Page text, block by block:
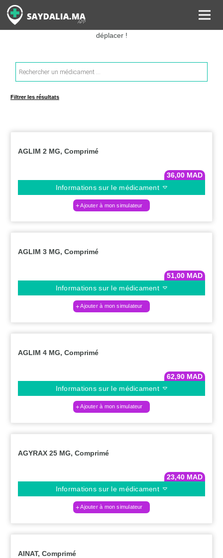
Rechercher les informations sur vos médicaments, leurs prix et
estimer ainsi le coût total de votre ordonnance, sans vous
déplacer !
Recherche
de
produits
Filtrer les résultats
AGLIM 2 MG, Comprimé
36,00 MAD
Informations sur le médicament
Ajouter à mon simulateur
AGLIM 3 MG, Comprimé
51,00 MAD
Informations sur le médicament
Ajouter à mon simulateur
AGLIM 4 MG, Comprimé
62,90 MAD
Informations sur le médicament
Ajouter à mon simulateur
AGYRAX 25 MG, Comprimé
23,40 MAD
Informations sur le médicament
Ajouter à mon simulateur
AINAT, Comprimé